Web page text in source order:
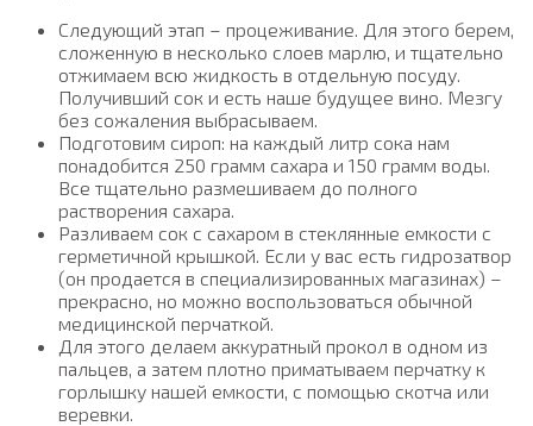
Следующий этап – процеживание. Для этого берем,
сложенную в несколько слоев марлю, и тщательно
отжимаем всю жидкость в отдельную посуду.
Получивший сок и есть наше будущее вино. Мезгу
без сожаления выбрасываем.
Подготовим сироп: на каждый литр сока нам
понадобится 250 грамм сахара и 150 грамм воды.
Все тщательно размешиваем до полного
растворения сахара.
Разливаем сок с сахаром в стеклянные емкости с
герметичной крышкой. Если у вас есть гидрозатвор
(он продается в специализированных магазинах) –
прекрасно, но можно воспользоваться обычной
медицинской перчаткой.
Для этого делаем аккуратный прокол в одном из
пальцев, а затем плотно приматываем перчатку к
горлышку нашей емкости, с помощью скотча или
веревки.